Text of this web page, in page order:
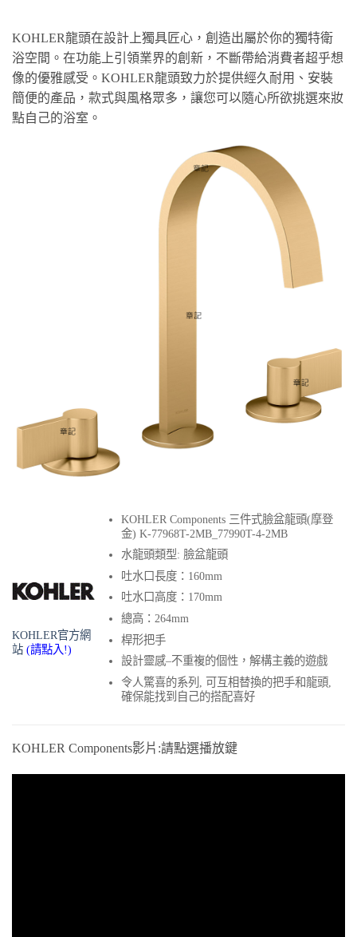
KOHLER龍頭在設計上獨具匠心，創造出屬於你的獨特衛
浴空間。在功能上引領業界的創新，不斷帶給消費者超乎想
像的優雅感受。KOHLER龍頭致力於提供經久耐用、安裝
簡便的產品，款式與風格眾多，讓您可以隨心所欲挑選來妝
點自己的浴室。
KOHLER官方網
站 (請點入!)
KOHLER Components 三件式臉盆龍頭(摩登
金) K-77968T-2MB_77990T-4-2MB
水龍頭類型: 臉盆龍頭
吐水口長度：160mm
吐水口高度：170mm
總高：264mm
桿形把手
設計靈感–不重複的個性，解構主義的遊戲
令人驚喜的系列, 可互相替換的把手和龍頭,
確保能找到自己的搭配喜好
KOHLER Components影片:請點選播放鍵